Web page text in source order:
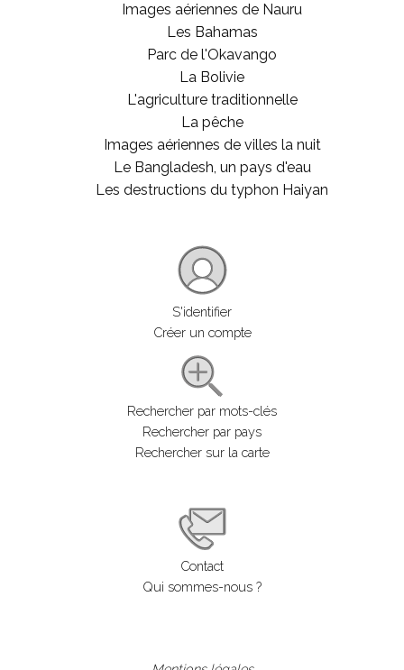
Images aériennes de Nauru
Les Bahamas
Parc de l'Okavango
La Bolivie
L'agriculture traditionnelle
La pêche
Images aériennes de villes la nuit
Le Bangladesh, un pays d'eau
Les destructions du typhon Haiyan
S'identifier
Créer un compte
Rechercher par mots-clés
Rechercher par pays
Rechercher sur la carte
Contact
Qui sommes-nous ?